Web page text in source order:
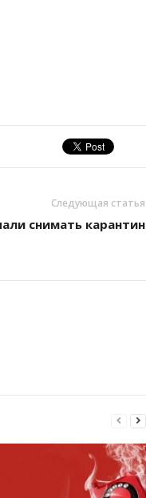
Следующая статья
снимать карантин